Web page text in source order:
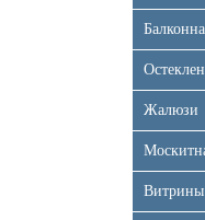
Жалюзи
Витрины